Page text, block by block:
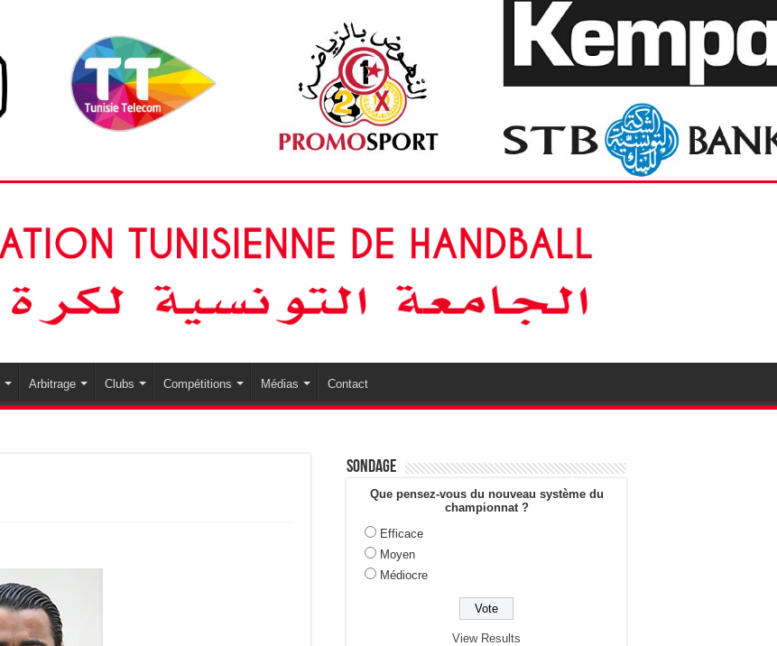
Arbitrage Clubs Compétitions Médias Contact
Sondage
Que pensez-vous du nouveau système du
championnat ?
Efficace
Moyen
Médiocre
View Results